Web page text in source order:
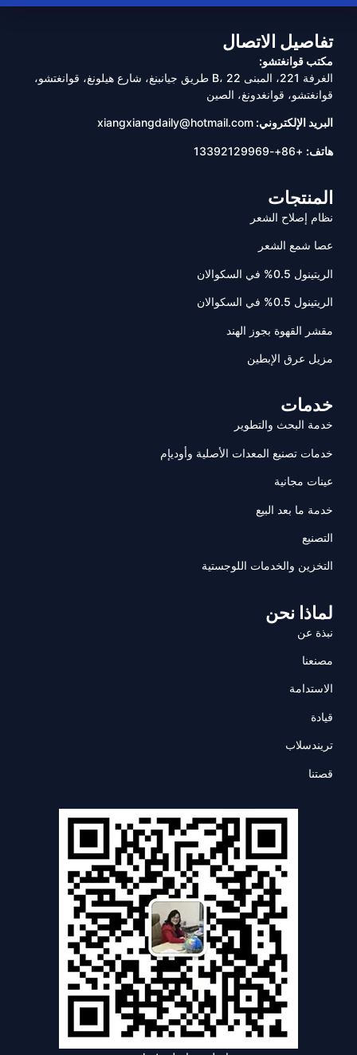
تفاصيل الاتصال
مكتب قوانغتشو:
الغرفة 221، المبنى B، 22 طريق جيانبنغ، شارع هيلونغ، قوانغتشو،
قوانغتشو، قوانغدونغ، الصين
البريد الإلكتروني: xiangxiangdaily@hotmail.com
هاتف: +86+-13392129969
المنتجات
نظام إصلاح الشعر
عصا شمع الشعر
الريتينول 0.5% في السكوالان
الريتينول 0.5% في السكوالان
مقشر القهوة بجوز الهند
مزيل عرق الإبطين
خدمات
خدمة البحث والتطوير
خدمات تصنيع المعدات الأصلية وأوديإم
عينات مجانية
خدمة ما بعد البيع
التصنيع
التخزين والخدمات اللوجستية
لماذا نحن
نبذة عن
مصنعنا
الاستدامة
قيادة
تريندسلاب
قصتنا